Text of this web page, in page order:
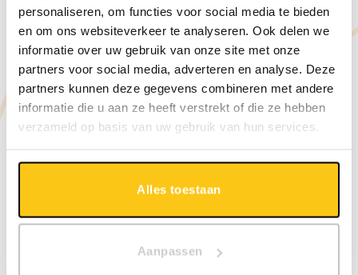
personaliseren, om functies voor social media te bieden
en om ons websiteverkeer te analyseren. Ook delen we
informatie over uw gebruik van onze site met onze
partners voor social media, adverteren en analyse. Deze
partners kunnen deze gegevens combineren met andere
informatie die u aan ze heeft verstrekt of die ze hebben
verzameld op basis van uw gebruik van hun services.
Alles toestaan
Aanpassen
Vraag onze
voedingsdeskundige
Wij helpen je graag een pootje.
Vraag een gratis consult aan
met één van onze specialisten.
Zonder kunstmatige
ingrediënten
Aan onze producten wordt niet